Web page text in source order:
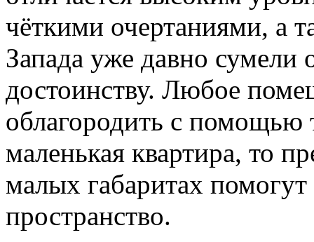
чёткими очертаниями, а
Запада уже давно сумели
достоинству. Любое
облагородить с помощью
маленькая квартира, то
малых габаритах
пространство.